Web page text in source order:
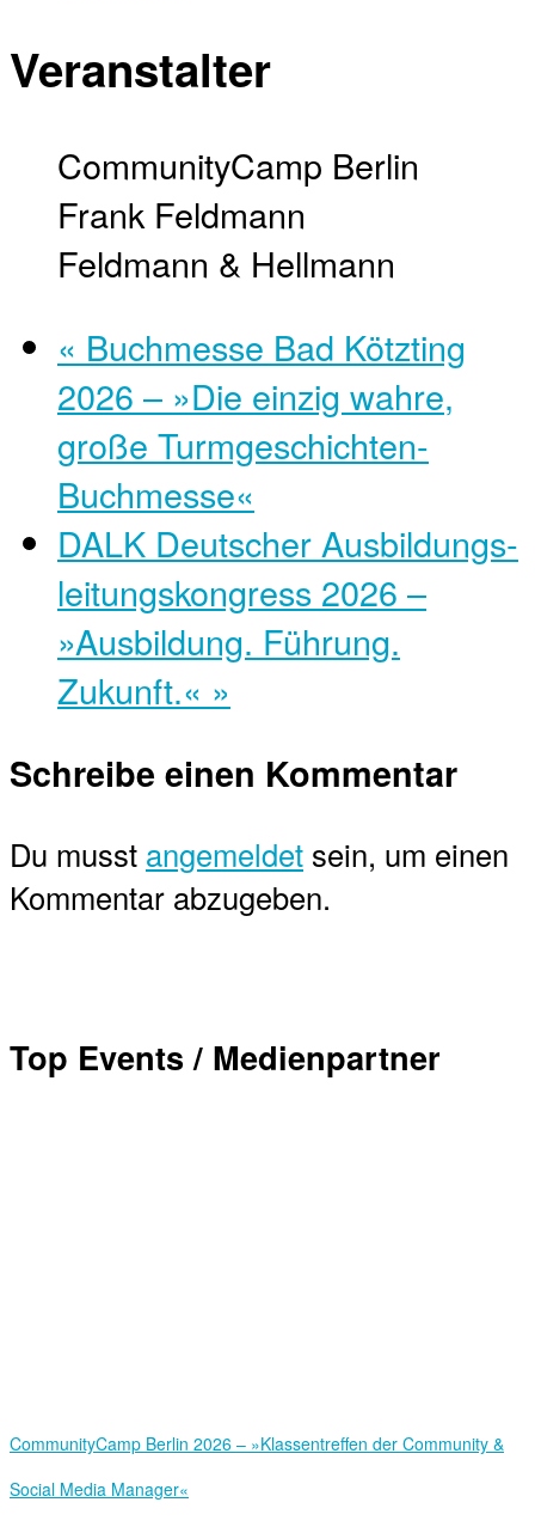
Veranstalter
CommunityCamp Berlin
Frank Feldmann
Feldmann & Hellmann
« Buchmesse Bad Kötzting
2026 – »Die einzig wahre,
große Turmgeschichten-
Buchmesse«
DALK Deutscher Ausbildungs­
leitungs­kongress 2026 –
»Ausbildung. Führung.
Zukunft.« »
Schreibe einen Kommentar
Du musst angemeldet sein, um einen
Kommentar abzugeben.
Top Events / Medienpartner
Community­Camp Berlin 2026 – »Klassentreffen der Community &
Social Media Manager«